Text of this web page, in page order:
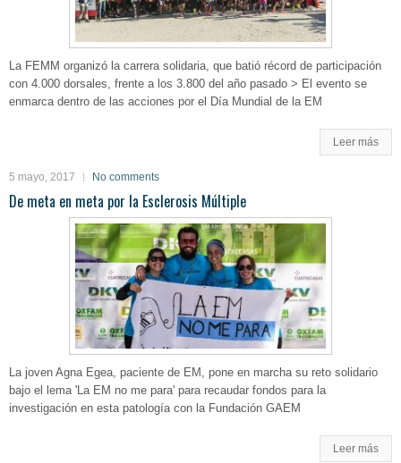
La FEMM organizó la carrera solidaria, que batió récord de participación
con 4.000 dorsales, frente a los 3.800 del año pasado > El evento se
enmarca dentro de las acciones por el Día Mundial de la EM
Leer más
5 mayo, 2017 No comments
De meta en meta por la Esclerosis Múltiple
La joven Agna Egea, paciente de EM, pone en marcha su reto solidario
bajo el lema 'La EM no me para' para recaudar fondos para la
investigación en esta patología con la Fundación GAEM
Leer más